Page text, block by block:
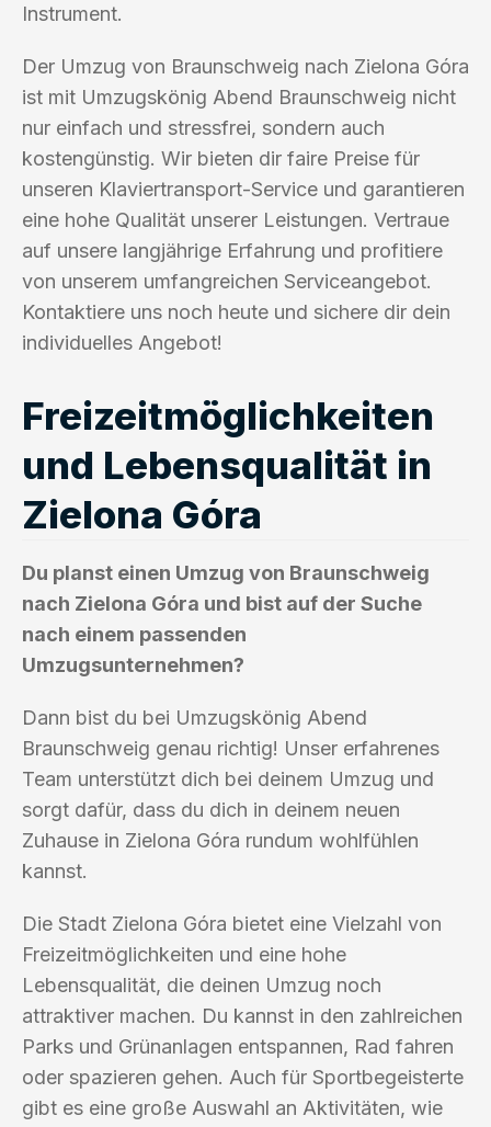
Instrument.
Der Umzug von Braunschweig nach Zielona Góra
ist mit Umzugskönig Abend Braunschweig nicht
nur einfach und stressfrei, sondern auch
kostengünstig. Wir bieten dir faire Preise für
unseren Klaviertransport-Service und garantieren
eine hohe Qualität unserer Leistungen. Vertraue
auf unsere langjährige Erfahrung und profitiere
von unserem umfangreichen Serviceangebot.
Kontaktiere uns noch heute und sichere dir dein
individuelles Angebot!
Freizeitmöglichkeiten
und Lebensqualität in
Zielona Góra
Du planst einen Umzug von Braunschweig
nach Zielona Góra und bist auf der Suche
nach einem passenden
Umzugsunternehmen?
Dann bist du bei Umzugskönig Abend
Braunschweig genau richtig! Unser erfahrenes
Team unterstützt dich bei deinem Umzug und
sorgt dafür, dass du dich in deinem neuen
Zuhause in Zielona Góra rundum wohlfühlen
kannst.
Die Stadt Zielona Góra bietet eine Vielzahl von
Freizeitmöglichkeiten und eine hohe
Lebensqualität, die deinen Umzug noch
attraktiver machen. Du kannst in den zahlreichen
Parks und Grünanlagen entspannen, Rad fahren
oder spazieren gehen. Auch für Sportbegeisterte
gibt es eine große Auswahl an Aktivitäten, wie